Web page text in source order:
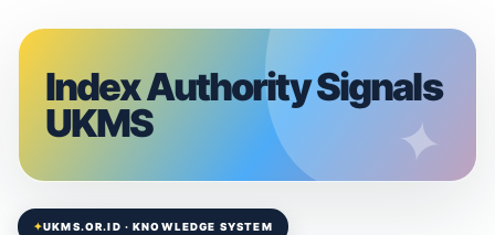
Index Authority Signals
UKMS
✦UKMS.OR.ID · KNOWLEDGE SYSTEM